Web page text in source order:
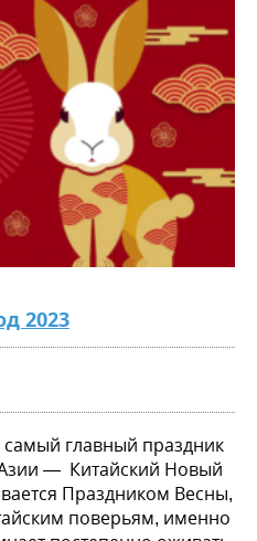
2023
самый главный праздник
— Китайский Новый
Праздником Весны,
поверьям, именно